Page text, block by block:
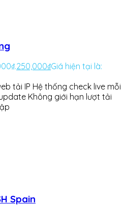
250,000₫Giá hiện tại là:
tải IP Hệ thống check live mỗi
Không giới hạn lượt tải
Spain